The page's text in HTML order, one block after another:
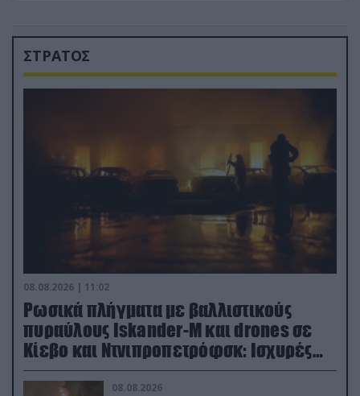
ΣΤΡΑΤΟΣ
08.08.2026 | 11:02
Ρωσικά πλήγματα με βαλλιστικούς
πυραύλους Iskander-M και drones σε
Κίεβο και Ντνιπροπετρόφσκ: Ισχυρές
εκρήξεις
08.08.2026